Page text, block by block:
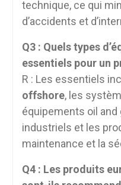
technique, ce qui
d’accidents et
Q3 : Quels types
essentiels pour un
R : Les essentiels
offshore, les
équipements oil and
industriels et les
maintenance et la
Q4 : Les produits